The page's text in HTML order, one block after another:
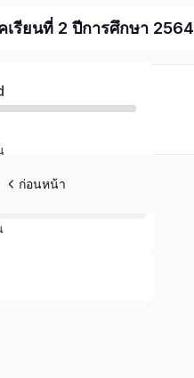
รียนที่ 2 ปีการศึกษา 2564
เรา
ลกของเรา
บชีวิต
ก่อนหน้า